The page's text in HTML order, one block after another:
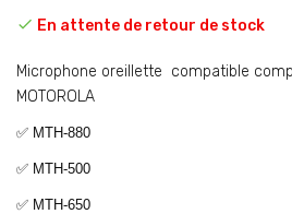
 En attente de retour de stock
Microphone oreillette compatible
MOTOROLA
✅ MTH-880
✅ MTH-500
✅ MTH-650